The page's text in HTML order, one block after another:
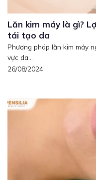
Lăn kim máy là gì?
tái tạo da
Phương pháp lăn kim máy
vực da...
26/08/2024